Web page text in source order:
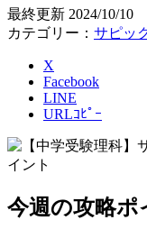
最終更新 2024/10/10
カテゴリー： サピッ
X
Facebook
LINE
URLｺﾋﾟｰ
今週の攻略ポ